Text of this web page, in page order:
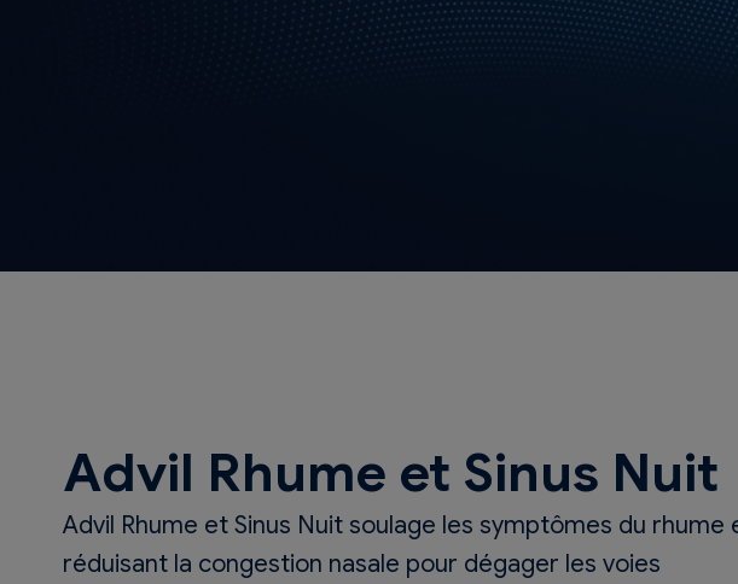
Advil Rhume et Sinus Nuit
Advil Rhume et Sinus Nuit soulage les symptômes du rhume
réduisant la congestion nasale pour dégager les voies